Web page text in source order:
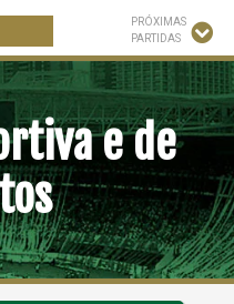
PRÓXIMAS
PARTIDAS
e de